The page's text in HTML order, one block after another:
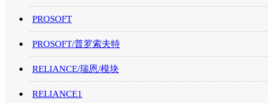
PROSOFT
PROSOFT/普罗索夫特
RELIANCE/瑞恩/模块
RELIANCE1